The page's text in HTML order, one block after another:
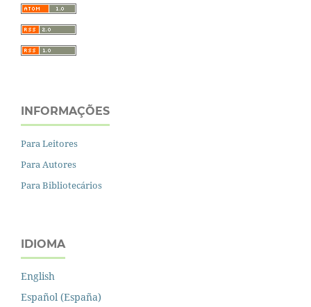
INFORMAÇÕES
Para Leitores
Para Autores
Para Bibliotecários
IDIOMA
English
Español (España)